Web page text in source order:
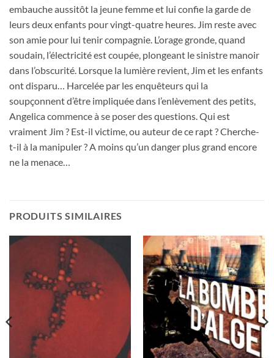
embauche aussitôt la jeune femme et lui confie la garde de
leurs deux enfants pour vingt-quatre heures. Jim reste avec
son amie pour lui tenir compagnie. L’orage gronde, quand
soudain, l’électricité est coupée, plongeant le sinistre manoir
dans l’obscurité. Lorsque la lumière revient, Jim et les enfants
ont disparu… Harcelée par les enquêteurs qui la
soupçonnent d’être impliquée dans l’enlèvement des petits,
Angelica commence à se poser des questions. Qui est
vraiment Jim ? Est-il victime, ou auteur de ce rapt ? Cherche-
t-il à la manipuler ? A moins qu’un danger plus grand encore
ne la menace…
PRODUITS SIMILAIRES